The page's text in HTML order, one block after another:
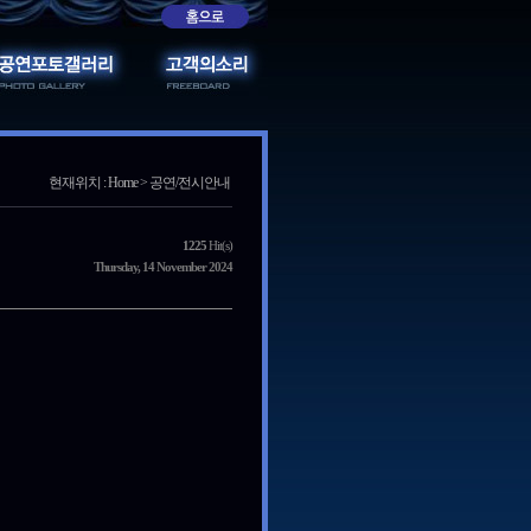
현재위치 : Home > 공연/전시안내
1225Hit(s)
Thursday, 14 November 2024